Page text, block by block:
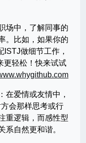
场中，了解同事的
。比如，如果你的
做细节工作，
更轻松！快来试试
：在爱情或友情中，
会那样思考或行
重逻辑，而感性型
系自然更和谐。